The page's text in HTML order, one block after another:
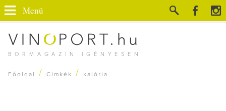
BORMAGAZIN IGÉNYESEN
Menü
Főoldal / Címkék / kalória